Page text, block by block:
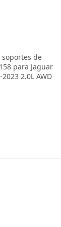
soportes de
para Jaguar
2023 2.0L AWD